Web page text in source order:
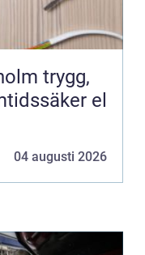
el
04 augusti 2026